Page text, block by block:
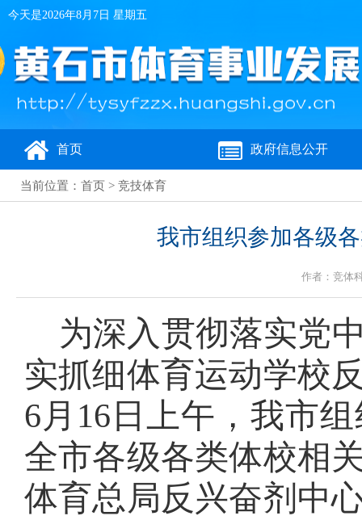
今天是2026年8月7日 星期五
首页 政府信息公开
当前位置： 首页 > 竞技体育
我市组织参加各级
作者：竞体
为深入贯彻落实党
实抓细体育运动学校
6月16日上午，我市
全市各级各类体校相
体育总局反兴奋剂中